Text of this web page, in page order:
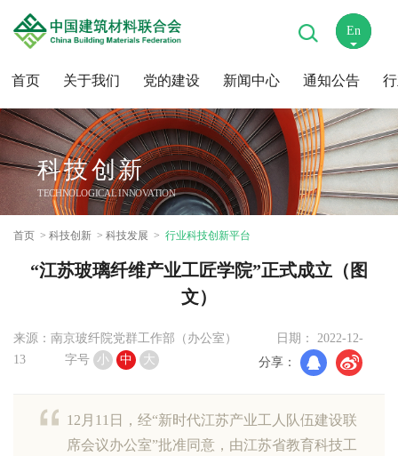
首页 关于我们 党的建设 新闻中心 通知公告
En
中
科技创新
TECHNOLOGICAL INNOVATION
首页 科技创新 科技发展 行业科技创新平台
“江苏玻璃纤维产业工匠学院”正式成立（图
文）
来源：南京玻纤院党群工作部（办公室）
日期： 2022-12-
13
字号 小 中 大 分享：
12月11日，经“新时代江苏产业工人队伍建设联
席会议办公室”批准同意，由江苏省教育科技工